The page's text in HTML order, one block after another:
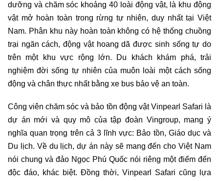
dưỡng và chăm sóc khoảng 40 loài động vật, là khu động
vật mở hoàn toàn trong rừng tự nhiên, duy nhất tại Việt
Nam. Phân khu này hoàn toàn không có hệ thống chuồng
trại ngăn cách, động vật hoang dã được sinh sống tự do
trên một khu vực rộng lớn. Du khách khám phá, trải
nghiệm đời sống tự nhiên của muôn loài một cách sống
động và chân thực nhất bằng xe bus bảo vệ an toàn.
Công viên chăm sóc và bảo tồn động vật Vinpearl Safari là
dự án mới và quy mô của tập đoàn Vingroup, mang ý
nghĩa quan trọng trên cả 3 lĩnh vực: Bảo tồn, Giáo dục và
Du lịch. Về du lịch, dự án này sẽ mang đến cho Việt Nam
nói chung và đảo Ngọc Phú Quốc nói riêng một điểm đến
độc đáo, khác biệt. Đồng thời, Vinpearl Safari cũng lựa